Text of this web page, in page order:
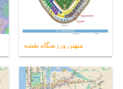
منهتن ورزشگاه نقشه